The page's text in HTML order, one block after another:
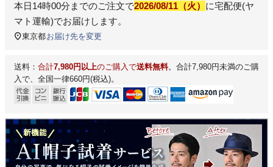
本日14時00分 までのご注文で2026/08/11（火） に宅配便(ヤ
マト運輸)でお届けします。
東京都お届け先を変更
送料： 合計7,980円以上のご購入で送料無料。合計7,980円未満のご購
入で、全国一律660円(税込)。